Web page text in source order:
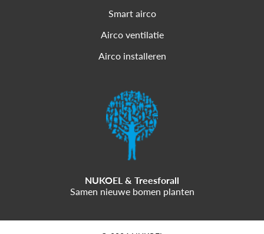
Smart airco
Airco ventilatie
Airco installeren
NUKOEL & Treesforall
Samen nieuwe bomen planten